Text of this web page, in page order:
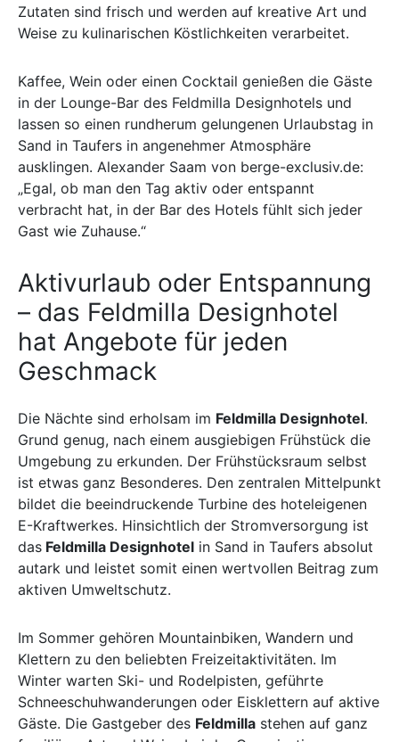
Zutaten sind frisch und werden auf kreative Art und
Weise zu kulinarischen Köstlichkeiten verarbeitet.
Kaffee, Wein oder einen Cocktail genießen die Gäste
in der Lounge-Bar des Feldmilla Designhotels und
lassen so einen rundherum gelungenen Urlaubstag in
Sand in Taufers in angenehmer Atmosphäre
ausklingen. Alexander Saam von berge-exclusiv.de:
„Egal, ob man den Tag aktiv oder entspannt
verbracht hat, in der Bar des Hotels fühlt sich jeder
Gast wie Zuhause.“
Aktivurlaub oder Entspannung
– das Feldmilla Designhotel
hat Angebote für jeden
Geschmack
Die Nächte sind erholsam im Feldmilla Designhotel.
Grund genug, nach einem ausgiebigen Frühstück die
Umgebung zu erkunden. Der Frühstücksraum selbst
ist etwas ganz Besonderes. Den zentralen Mittelpunkt
bildet die beeindruckende Turbine des hoteleigenen
E-Kraftwerkes. Hinsichtlich der Stromversorgung ist
das Feldmilla Designhotel in Sand in Taufers absolut
autark und leistet somit einen wertvollen Beitrag zum
aktiven Umweltschutz.
Im Sommer gehören Mountainbiken, Wandern und
Klettern zu den beliebten Freizeitaktivitäten. Im
Winter warten Ski- und Rodelpisten, geführte
Schneeschuhwanderungen oder Eisklettern auf aktive
Gäste. Die Gastgeber des Feldmilla stehen auf ganz